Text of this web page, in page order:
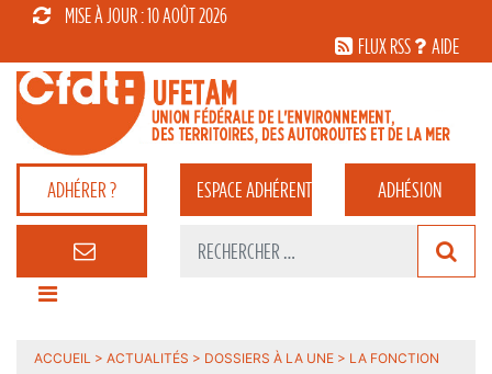
MISE À JOUR : 10 AOÛT 2026
FLUX RSS
AIDE
ADHÉRER ? ESPACEADHÉRENT ADHÉSION
ACCUEIL > ACTUALITÉS > DOSSIERS À LA UNE > LA FONCTION